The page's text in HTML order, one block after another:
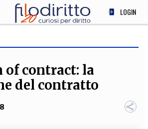
LOGIN
SOCIETÀ
MEDICINA
of contract: la
del contratto